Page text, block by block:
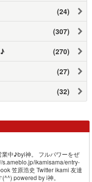
(24)
(307)
(270)
(27)
(32)
中♪byi神。 フルパワーをぜ
ikamisama/entry-
笠原浩史 Twitter ikami 友達
powered by i神。